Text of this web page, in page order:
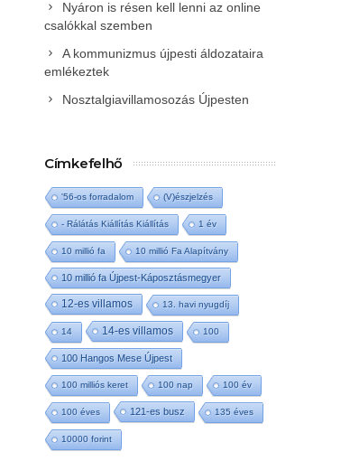
Nyáron is résen kell lenni az online
csalókkal szemben
A kommunizmus újpesti áldozataira
emlékeztek
Nosztalgiavillamosozás Újpesten
Címkefelhő
'56-os forradalom (V)észjelzés
- Rálátás Kiállítás Kiállítás 1 év
10 millió fa 10 millió Fa Alapítvány
10 millió fa Újpest-Káposztásmegyer
12-es villamos 13. havi nyugdíj
14 14-es villamos 100
100 Hangos Mese Újpest
100 milliós keret 100 nap 100 év
100 éves 121-es busz 135 éves
10000 forint